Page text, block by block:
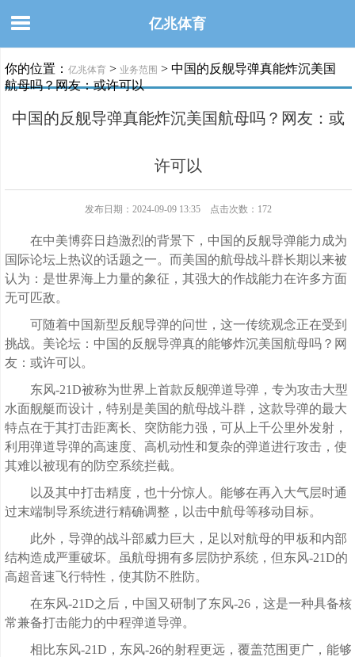
亿兆体育
你的位置： 亿兆体育 > 业务范围 > 中国的反舰导弹真能炸沉美国
航母吗？网友：或许可以
中国的反舰导弹真能炸沉美国航母吗？网友：或
许可以
发布日期：2024-09-09 13:35 点击次数：172
在中美博弈日趋激烈的背景下，中国的反舰导弹能力成为
国际论坛上热议的话题之一。而美国的航母战斗群长期以来被
认为：是世界海上力量的象征，其强大的作战能力在许多方面
无可匹敌。
可随着中国新型反舰导弹的问世，这一传统观念正在受到
挑战。美论坛：中国的反舰导弹真的能够炸沉美国航母吗？网
友：或许可以。
东风-21D被称为世界上首款反舰弹道导弹，专为攻击大型
水面舰艇而设计，特别是美国的航母战斗群，这款导弹的最大
特点在于其打击距离长、突防能力强，可从上千公里外发射，
利用弹道导弹的高速度、高机动性和复杂的弹道进行攻击，使
其难以被现有的防空系统拦截。
以及其中打击精度，也十分惊人。能够在再入大气层时通
过末端制导系统进行精确调整，以击中航母等移动目标。
此外，导弹的战斗部威力巨大，足以对航母的甲板和内部
结构造成严重破坏。虽航母拥有多层防护系统，但东风-21D的
高超音速飞行特性，使其防不胜防。
在东风-21D之后，中国又研制了东风-26，这是一种具备核
常兼备打击能力的中程弹道导弹。
相比东风-21D，东风-26的射程更远，覆盖范围更广，能够